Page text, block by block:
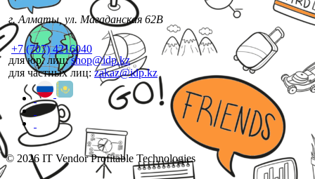
г. Алматы, ул. Магаданская 62В
+7 (707) 4216040
для юр. лиц:shop@idp.kz
для частных лиц: zakaz@idp.kz
© 2026 IT Vendor Profitable Technologies